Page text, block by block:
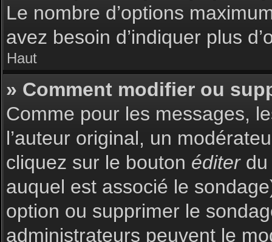
Le nombre d’options
avez besoin d’indiquer plus
Haut
» Comment modifier ou
Comme pour les messages,
l’auteur original, un
cliquez sur le bouton éditerdu
auquel est associé le
option ou supprimer le
administrateurs peuvent le